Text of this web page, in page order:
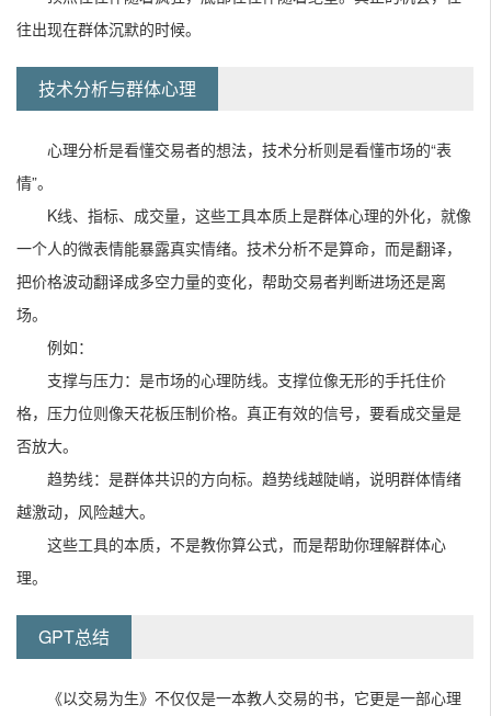
往出现在群体沉默的时候。
技术分析与群体心理
心理分析是看懂交易者的想法，技术分析则是看懂市场的“表
情”。
K线、指标、成交量，这些工具本质上是群体心理的外化，就像
一个人的微表情能暴露真实情绪。技术分析不是算命，而是翻译，
把价格波动翻译成多空力量的变化，帮助交易者判断进场还是离
场。
例如：
支撑与压力：是市场的心理防线。支撑位像无形的手托住价
格，压力位则像天花板压制价格。真正有效的信号，要看成交量是
否放大。
趋势线：是群体共识的方向标。趋势线越陡峭，说明群体情绪
越激动，风险越大。
这些工具的本质，不是教你算公式，而是帮助你理解群体心
理。
GPT总结
《以交易为生》不仅仅是一本教人交易的书，它更是一部心理